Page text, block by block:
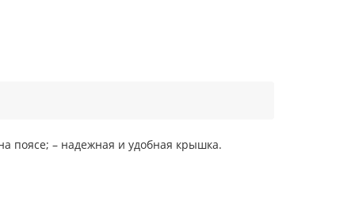
поясе; – надежная и удобная крышка.